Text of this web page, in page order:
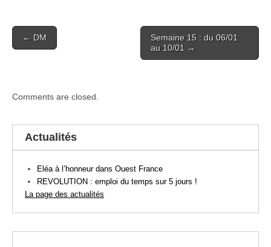
Post
navigation
← DM
Semaine 15 : du 06/01
au 10/01 →
Comments are closed.
Actualités
Eléa à l’honneur dans Ouest France
REVOLUTION : emploi du temps sur 5 jours !
La page des actualités